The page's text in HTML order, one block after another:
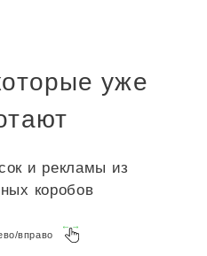
уже
и рекламы из
коробов
вправо